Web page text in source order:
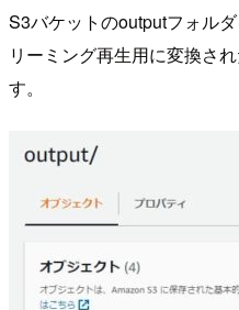
S3バケットのoutputフォル
リーミング再生用に変換さ
す。